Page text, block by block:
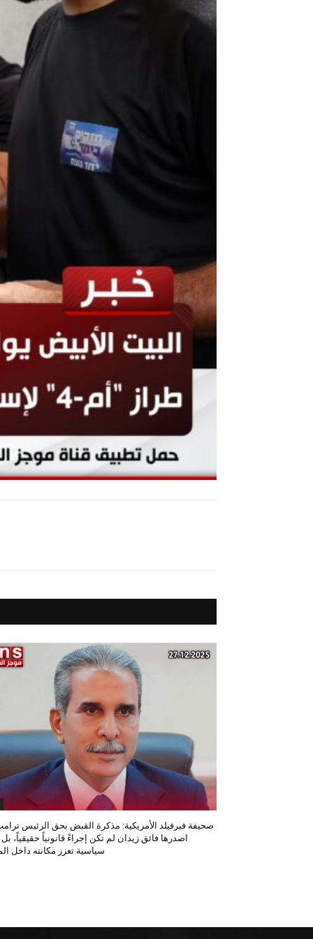
صحيفة فيرفيلد الأمريكية: مذكرة القبض بحق الرئيس
اصدرها فائق زيدان لم تكن إجراءً قانونياً حقيقياً،
سياسية تعزز مكانته داخل